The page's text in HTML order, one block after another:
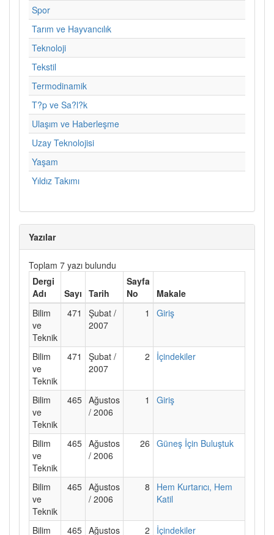
Spor
Tarım ve Hayvancılık
Teknoloji
Tekstil
Termodinamik
T?p ve Sa?l?k
Ulaşım ve Haberleşme
Uzay Teknolojisi
Yaşam
Yıldız Takımı
Yazılar
Toplam 7 yazı bulundu
Dergi
Adı
Sayı Tarih
Sayfa
No
Makale
Bilim
ve
Teknik
471
Şubat /
2007
1 Giriş
Bilim
ve
Teknik
471
Şubat /
2007
2 İçindekiler
Bilim
ve
Teknik
465 Ağustos
/ 2006
1 Giriş
Bilim
ve
Teknik
465 Ağustos
/ 2006
26 Güneş İçin Buluştuk
Bilim
ve
Teknik
465 Ağustos
/ 2006
8
Hem Kurtarıcı, Hem
Katil
Bilim 465 Ağustos 2 İçindekiler